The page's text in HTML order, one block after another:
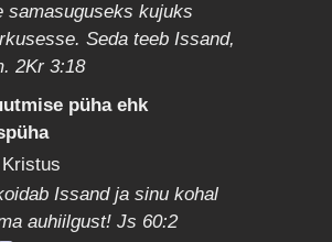
samasuguseks kujuks
Seda teeb Issand,
2Kr 3:18
püha ehk
Issand ja sinu kohal
auhiilgust! Js 60:2